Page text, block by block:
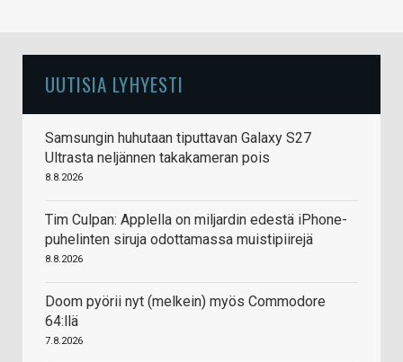
UUTISIA LYHYESTI
Samsungin huhutaan tiputtavan Galaxy S27
Ultrasta neljännen takakameran pois
8.8.2026
Tim Culpan: Applella on miljardin edestä iPhone-
puhelinten siruja odottamassa muistipiirejä
8.8.2026
Doom pyörii nyt (melkein) myös Commodore
64:llä
7.8.2026